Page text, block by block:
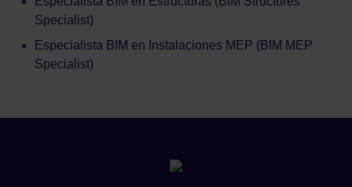
Specialist)
Especialista BIM en Instalaciones MEP (BIM MEP
Specialist)